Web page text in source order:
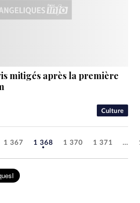
Culture
mitigés après la première
1 367 1 368 1 370 1 371 …